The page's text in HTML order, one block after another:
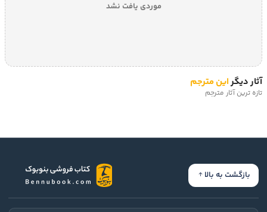
موردی یافت نشد
آثار دیگراین مترجم
تازه ترین آثار مترجم
بازگشت به بالا